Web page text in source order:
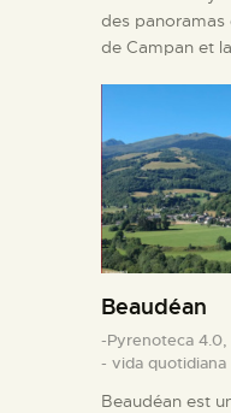
des panoramas
de Campan et
Beaudéan
-Pyrenoteca 4.0,
- vida quotidiana
Beaudéan est